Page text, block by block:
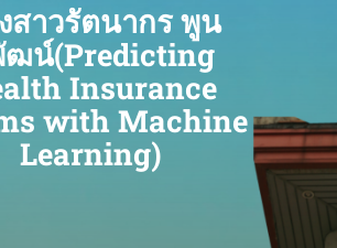
สาวรัตนากร พูน
น์(Predicting
Insurance
with Machine
Learning)